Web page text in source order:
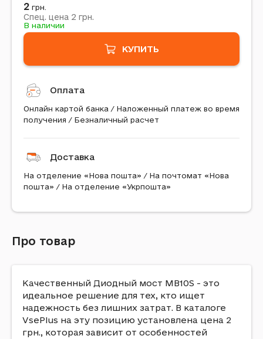
2 грн.
Спец. цена 2 грн.
В наличии
КУПИТЬ
Оплата
Онлайн картой банка / Наложенный платеж во время
получения / Безналичный расчет
Доставка
На отделение «Нова пошта» / На почтомат «Нова
пошта» / На отделение «Укрпошта»
Про товар
Качественный Диодный мост MB10S - это
идеальное решение для тех, кто ищет
надежность без лишних затрат. В каталоге
VsePlus на эту позицию установлена цена 2
грн., которая зависит от особенностей